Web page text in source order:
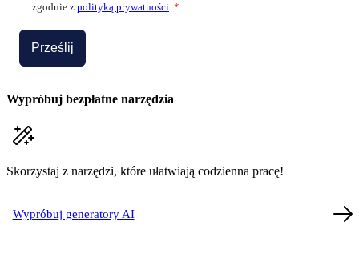
zgodnie z polityką prywatności. *
Prześlij
Wypróbuj bezpłatne narzędzia
Skorzystaj z narzędzi, które ułatwiają codzienna pracę!
Wypróbuj generatory AI